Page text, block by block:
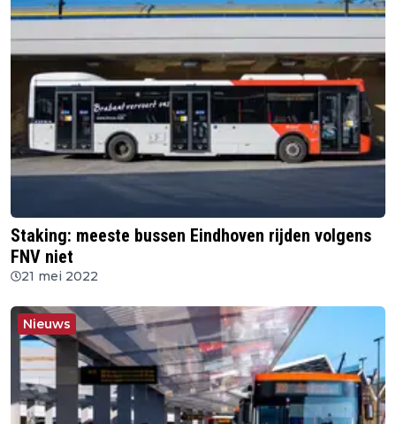
Staking: meeste bussen Eindhoven rijden volgens
FNV niet
21 mei 2022
Nieuws